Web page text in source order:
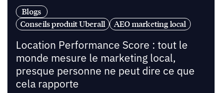
Blogs
Conseils produit Uberall
AEO marketing local
Location Performance Score : tout le
monde mesure le marketing local,
presque personne ne peut dire ce que
cela rapporte